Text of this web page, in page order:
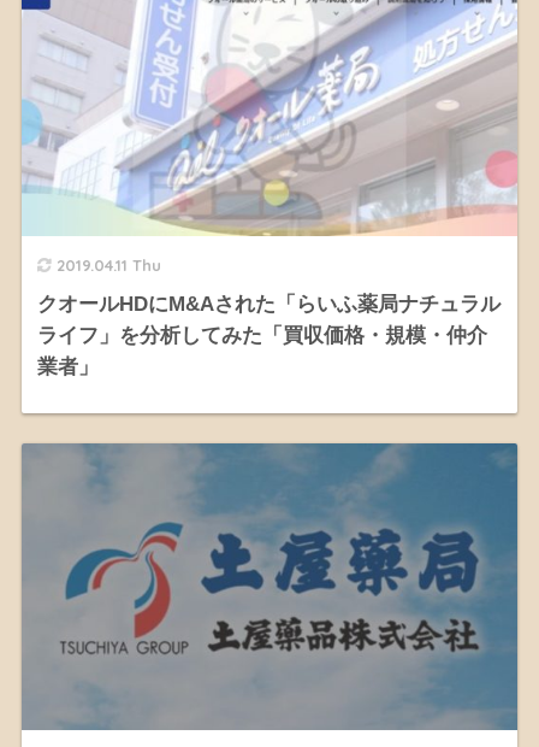
2019.04.11 Thu
クオールHDにM&Aされた「らいふ薬局ナチュラル
ライフ」を分析してみた「買収価格・規模・仲介
業者」